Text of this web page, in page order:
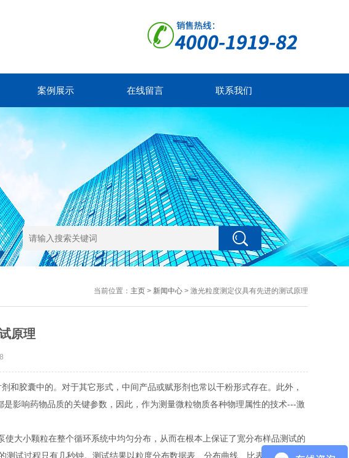
案例展示 在线留言 联系我们
当前位置： 主页> 新闻中心> 激光粒度测定仪具有先进的测试原理
原理
胶囊中的。对于其它形式，中间产品或赋形剂也常以干粉形式存在。此外，
影响药物品质的关键参数，因此，作为测量微粒物质各种物理属性的技术---激
大小颗粒在整个循环系统中均匀分布，从而在根本上保证了宽分布样品测试的
试过程只有几秒钟。测试结果以粒度分布数据表、分布曲线、比表面积、D1